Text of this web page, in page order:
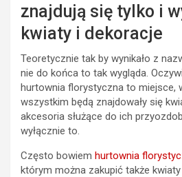
znajdują się tylko i
kwiaty i dekoracje
Teoretycznie tak by wynikało z
nie do końca to tak wygląda.
hurtownia florystyczna to miejsce,
wszystkim będą znajdowały się
akcesoria służące do ich
wyłącznie to.
Często bowiem hurtownia
którym można zakupić także